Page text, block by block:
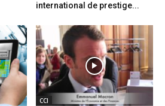
international de prestige...
CCI